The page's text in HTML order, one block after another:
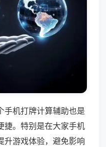
手机打牌计算辅助也是
捷。特别是在大家手机
升游戏体验，避免影响